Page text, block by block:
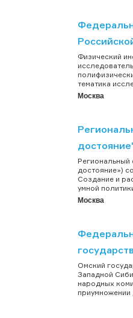
Физический
тематика
Москва
Региональный
достояние»)
Создание и
умной
Москва
Омский
Западной
народных
приумножении